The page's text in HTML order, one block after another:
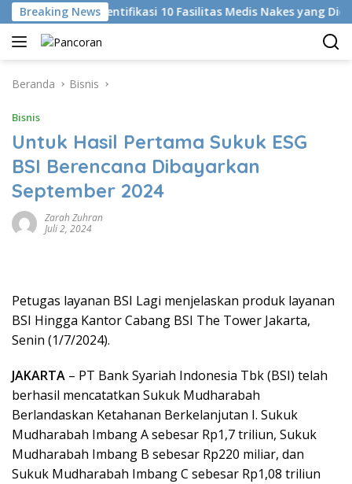
Langsung
ke
konten
Breaking News
KKI Identifikasi 10 Fasilitas Medis Nakes yang Diduga
Beranda Bisnis
Bisnis
Untuk Hasil Pertama Sukuk ESG
BSI Berencana Dibayarkan
September 2024
Zarah Zuhran
Juli 2, 2024
Petugas layanan BSI Lagi menjelaskan produk layanan
BSI Hingga Kantor Cabang BSI The Tower Jakarta,
Senin (1/7/2024).
JAKARTA – PT Bank Syariah Indonesia Tbk (BSI) telah
berhasil mencatatkan Sukuk Mudharabah
Berlandaskan Ketahanan Berkelanjutan I. Sukuk
Mudharabah Imbang A sebesar Rp1,7 triliun, Sukuk
Mudharabah Imbang B sebesar Rp220 miliar, dan
Sukuk Mudharabah Imbang C sebesar Rp1,08 triliun